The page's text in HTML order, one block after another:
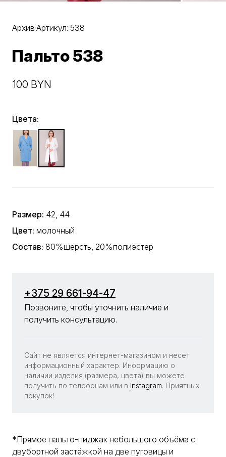
Архив Артикул: 538
Пальто 538
100 BYN
Цвета:
Размер: 42, 44
Цвет: молочный
Состав: 80%шерсть, 20%полиэстер
+375 29 661-94-47
Позвоните, чтобы уточнить наличие и
получить консультацию.
Сайт не является интернет-магазином и несет
информационный характер. Информацию о
наличии изделия (размера, цвета) вы можете
получить по телефонам или в Instagram. Приятных
покупок!
*Прямое пальто-пиджак небольшого объёма с
двубортной застёжкой на две пуговицы и